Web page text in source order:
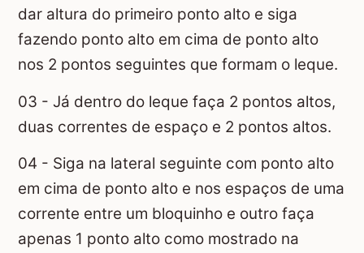
dar altura do primeiro ponto alto e siga
fazendo ponto alto em cima de ponto alto
nos 2 pontos seguintes que formam o leque.
03 - Já dentro do leque faça 2 pontos altos,
duas correntes de espaço e 2 pontos altos.
04 - Siga na lateral seguinte com ponto alto
em cima de ponto alto e nos espaços de uma
corrente entre um bloquinho e outro faça
apenas 1 ponto alto como mostrado na